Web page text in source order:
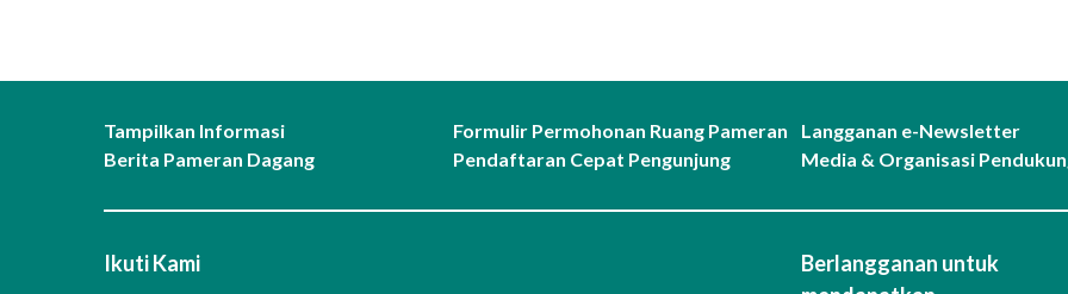
Tampilkan Informasi
Berita Pameran Dagang
Formulir Permohonan Ruang Pameran
Pendaftaran Cepat Pengunjung
Langganan e-Newsletter
Media & Organisasi
Ikuti Kami
Berlangganan untuk